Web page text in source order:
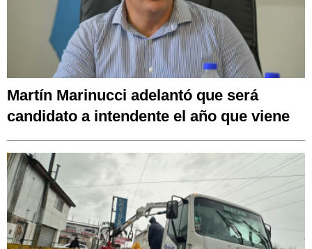
Martín Marinucci adelantó que será
candidato a intendente el año que viene